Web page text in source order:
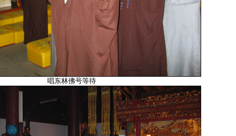
唱东林佛号等待